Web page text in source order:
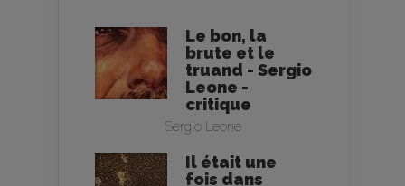
Le bon, la
brute et le
truand - Sergio
Leone -
critique
Sergio Leone
Il était une
fois dans